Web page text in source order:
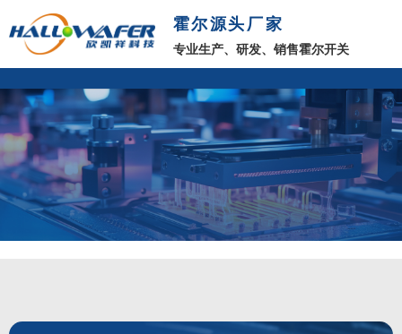
霍尔源头厂家
专业生产、研发、销售霍尔开关